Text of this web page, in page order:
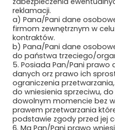
MIKRONIKA SP. Z O.O.
MILLENNIUM LEASING
MK SEATS SP. Z O.O.
MMR GROUP SP. Z
MMT IDEA SP. Z O.O.
MODERTRANS
reklamacji.
a) Pana/Pani dane
firmom zewnętrznym w
kontraktów.
b) Pana/Pani dane
do państwa trzeciego/
5. Posiada Pan/Pani
danych orz prawo ich
ograniczenia
do wniesienia sprzeciwu,
dowolnym momencie bez
prawem przetwarzania
podstawie zgody przed jej
6. Ma Pan/Pani prawo